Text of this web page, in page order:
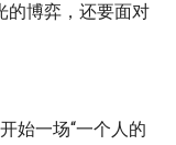
的博弈，还要面对
始一场“一个人的